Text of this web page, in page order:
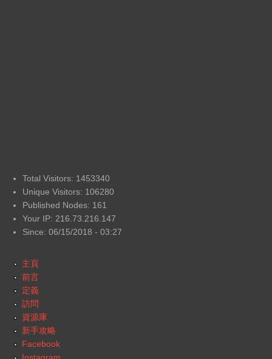
Total Visitors: 1453340
Unique Visitors: 106280
Published Nodes: 161
Your IP: 216.73.216.147
Since: 06/15/2018 - 03:27
主頁
前言
定義
訪問
資源庫
新手攻略
Facebook